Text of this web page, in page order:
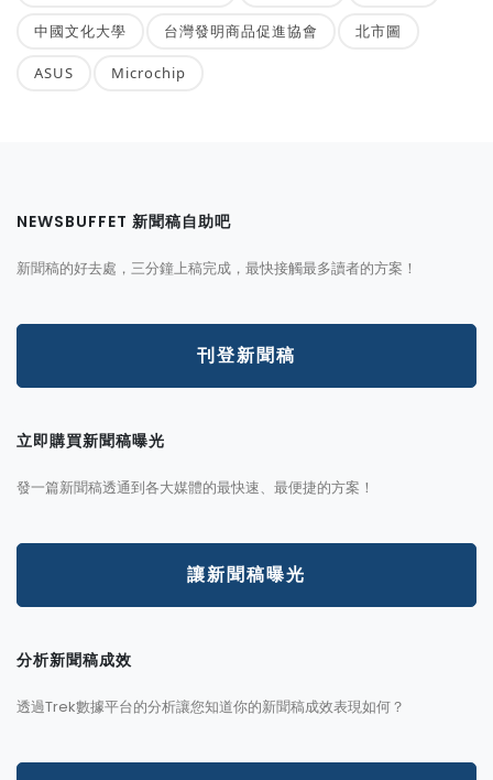
中國文化大學 台灣發明商品促進協會 北市圖
ASUS Microchip
NEWSBUFFET 新聞稿自助吧
新聞稿的好去處，三分鐘上稿完成，最快接觸最多讀者的方案！
刊登新聞稿
立即購買新聞稿曝光
發一篇新聞稿透通到各大媒體的最快速、最便捷的方案！
讓新聞稿曝光
分析新聞稿成效
透過Trek數據平台的分析讓您知道你的新聞稿成效表現如何？